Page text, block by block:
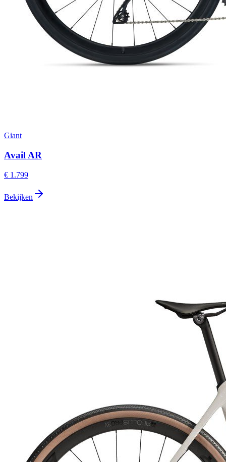
Giant
Avail AR
€ 1.799
Bekijken